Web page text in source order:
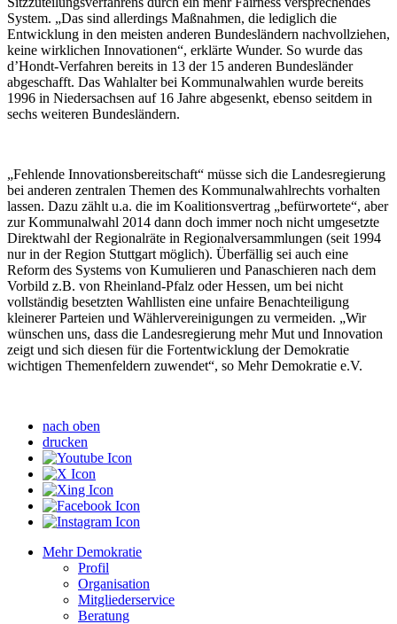
System. „Das sind allerdings Maßnahmen, die lediglich die
Entwicklung in den meisten anderen Bundesländern nachvollziehen,
keine wirklichen Innovationen“, erklärte Wunder. So wurde das
d’Hondt-Verfahren bereits in 13 der 15 anderen Bundesländer
abgeschafft. Das Wahlalter bei Kommunalwahlen wurde bereits
1996 in Niedersachsen auf 16 Jahre abgesenkt, ebenso seitdem in
sechs weiteren Bundesländern.
„Fehlende Innovationsbereitschaft“ müsse sich die Landesregierung
bei anderen zentralen Themen des Kommunalwahlrechts vorhalten
lassen. Dazu zählt u.a. die im Koalitionsvertrag „befürwortete“, aber
zur Kommunalwahl 2014 dann doch immer noch nicht umgesetzte
Direktwahl der Regionalräte in Regionalversammlungen (seit 1994
nur in der Region Stuttgart möglich). Überfällig sei auch eine
Reform des Systems von Kumulieren und Panaschieren nach dem
Vorbild z.B. von Rheinland-Pfalz oder Hessen, um bei nicht
vollständig besetzten Wahllisten eine unfaire Benachteiligung
kleinerer Parteien und Wählervereinigungen zu vermeiden. „Wir
wünschen uns, dass die Landesregierung mehr Mut und Innovation
zeigt und sich diesen für die Fortentwicklung der Demokratie
wichtigen Themenfeldern zuwendet“, so Mehr Demokratie e.V.
nach oben
drucken
Mehr Demokratie
Profil
Organisation
Mitgliederservice
Beratung